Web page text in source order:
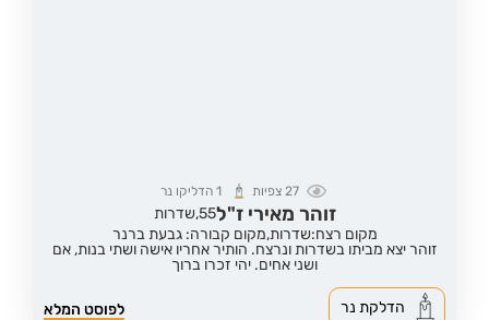
27 צפיות 1הדליקו נר
זוהר מאירי ז"ל55, שדרות
מקום רצח:שדרות,מקום קבורה: גבעת ברנר
זוהר יצא מביתו בשדרות ונרצח. הותיר אחריו אישה ושתי בנות, אם
ושני אחים. יהי זכרו ברוך
לפוסט המלא הדלקת נר